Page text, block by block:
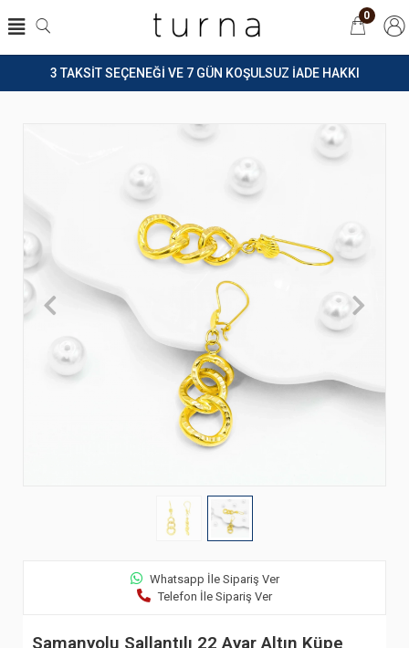
3 TAKSİT SEÇENEĞİ VE 7 GÜN KOŞULSUZ İADE HAKKI
0
Whatsapp İle Sipariş Ver
Telefon İle Sipariş Ver
Samanyolu Sallantılı 22 Ayar Altın Küpe